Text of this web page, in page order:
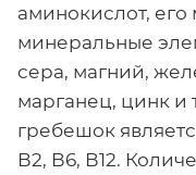
аминокислот, его
минеральные
сера, магний,
марганец, цинк и
гребешок
В2, В6, В12.